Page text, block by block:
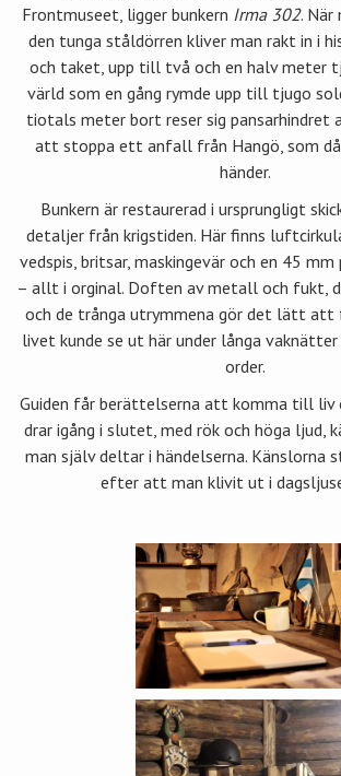
Frontmuseet, ligger bunkern Irma 302. När
den tunga ståldörren kliver man rakt in i
och taket, upp till två och en halv meter
värld som en gång rymde upp till tjugo
tiotals meter bort reser sig pansarhindret
att stoppa ett anfall från Hangö, som
händer.
Bunkern är restaurerad i ursprungligt
detaljer från krigstiden. Här finns
vedspis, britsar, maskingevär och en 45 mm
– allt i orginal. Doften av metall och fukt,
och de trånga utrymmena gör det lätt att
livet kunde se ut här under långa
order.
Guiden får berättelserna att komma till liv
drar igång i slutet, med rök och höga ljud,
man själv deltar i händelserna. Känslorna
efter att man klivit ut i